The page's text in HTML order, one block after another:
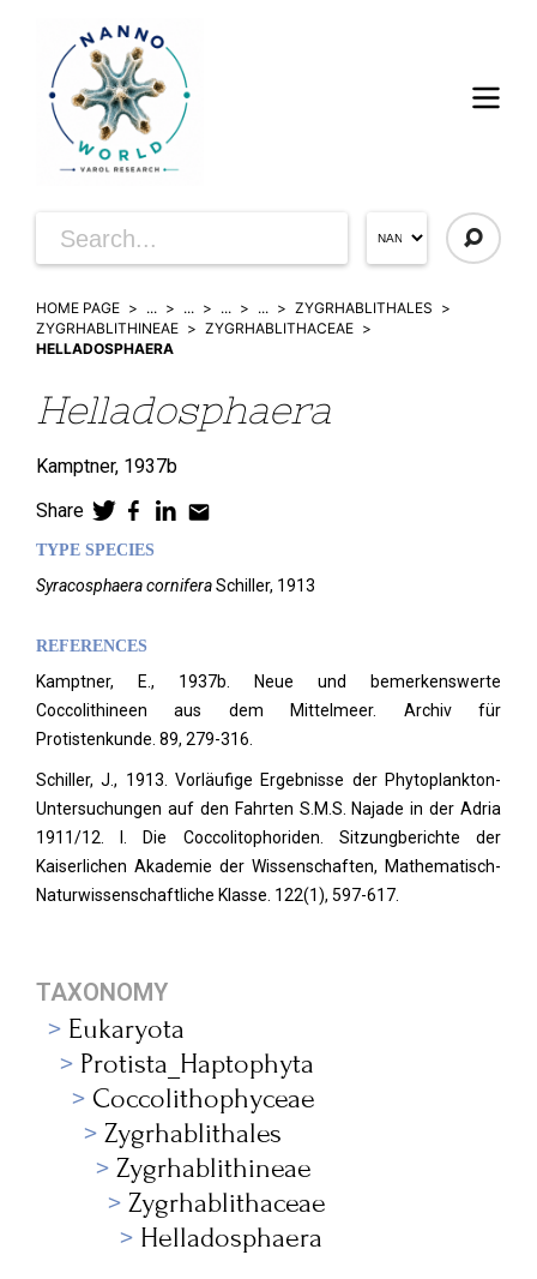
HOME PAGE ... ... ... ...
ZYGRHABLITHALES
ZYGRHABLITHINEAE
ZYGRHABLITHACEAE
HELLADOSPHAERA
Helladosphaera
Kamptner, 1937b
Share
TYPE SPECIES
Syracosphaera corniferaSchiller, 1913
REFERENCES
Kamptner, E., 1937b. Neue und bemerkenswerte
Coccolithineen aus dem Mittelmeer. Archiv für
Protistenkunde. 89, 279-316.
Schiller, J., 1913. Vorläufige Ergebnisse der Phytoplankton-
Untersuchungen auf den Fahrten S.M.S. Najade in der Adria
1911/12. I. Die Coccolitophoriden. Sitzungberichte der
Kaiserlichen Akademie der Wissenschaften, Mathematisch-
Naturwissenschaftliche Klasse. 122(1), 597-617.
TAXONOMY
Eukaryota
Protista_Haptophyta
Coccolithophyceae
Zygrhablithales
Zygrhablithineae
Zygrhablithaceae
Helladosphaera